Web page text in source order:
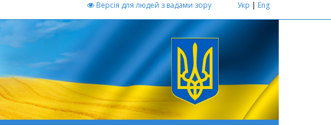
Укр | Eng
Версія для людей з вадами зору